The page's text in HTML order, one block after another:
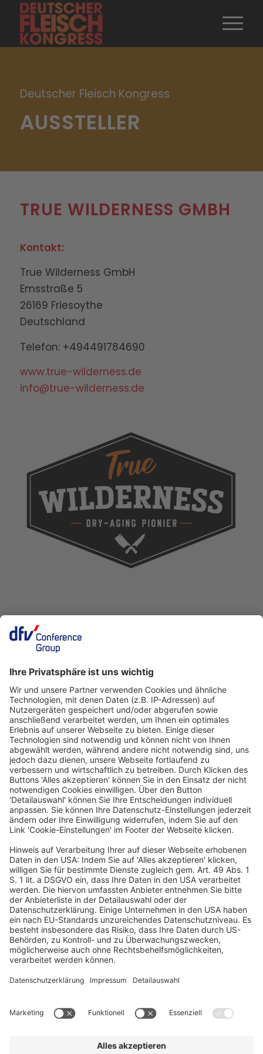
Deutscher Fleisch Kongress
AUSSTELLER
TRUE WILDERNESS GMBH
Kontakt:
True Wilderness GmbH
Emsstraße 5
26169 Friesoythe
Deutschland
Telefon: +494491784690
www.true-wilderness.de
info@true-wilderness.de
24./25. November 2026
Rheingoldhalle
Mainz
Veranstalter
dfv Conference Group GmbH
Mainzer Landstraße 251
60326 Frankfurt